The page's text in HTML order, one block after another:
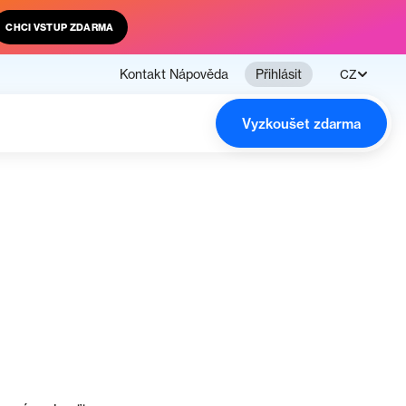
CHCI VSTUP ZDARMA
Kontakt Nápověda Přihlásit CZ
Vyzkoušet zdarma